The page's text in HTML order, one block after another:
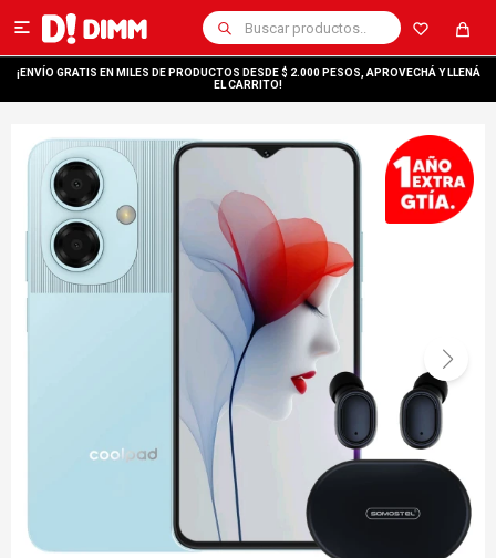

¡ENVÍO GRATIS EN MILES DE PRODUCTOS DESDE $ 2.000 PESOS, APROVECHÁ Y LLENÁ
EL CARRITO!